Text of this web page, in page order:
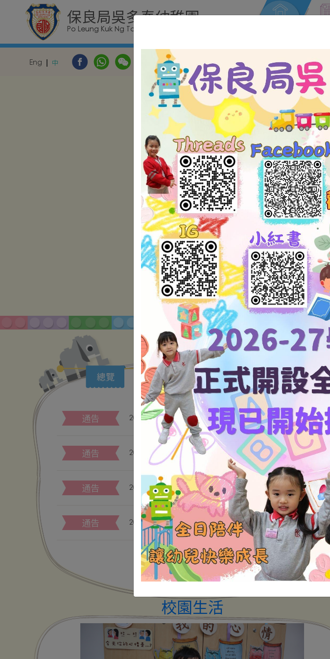
保良局吳多泰幼稚園
Po Leung Kuk Ng Tor Tai Kindergarten
Eng 中
最新消息
總覽 通告 特別消息 其他資訊
通告 2025/26學年下學期代辦項⽬價⽬表（高班） 01/12/2025
通告 2025/26學年下學期代辦項⽬價⽬表（低班） 01/12/2025
通告 2025/26學年下學期代辦項⽬價⽬表（幼兒班） 01/12/2025
通告 2025/26學年上學期代辦項⽬價⽬表（高班） 01/09/2025
更多
校園生活
保良局屬下幼稚園2023-24 現正招生